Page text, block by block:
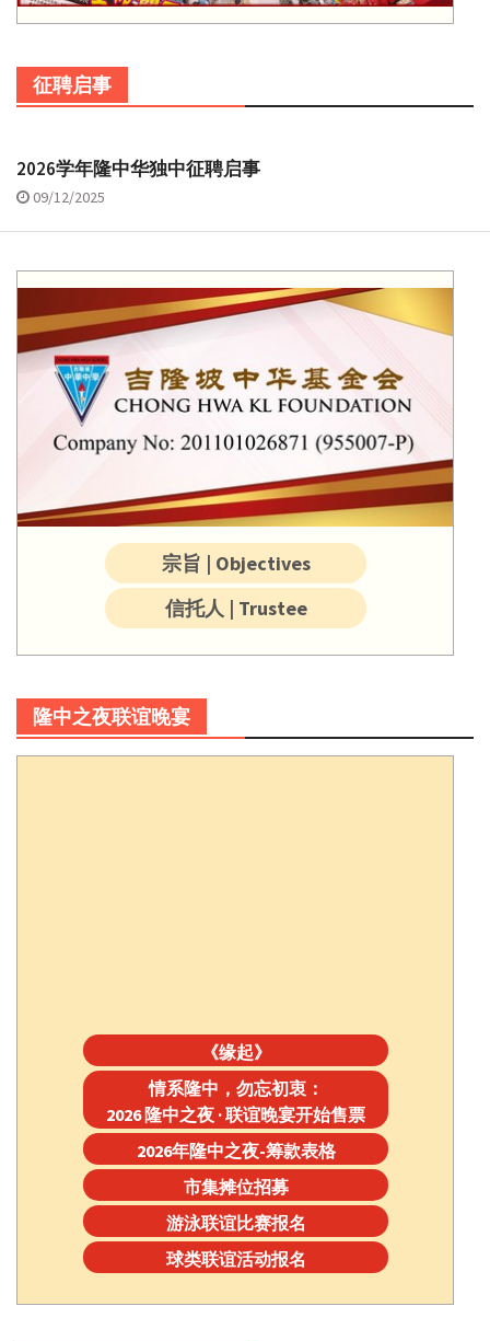
征聘启事
2026学年隆中华独中征聘启事
09/12/2025
宗旨 | Objectives
信托人 | Trustee
隆中之夜联谊晚宴
《缘起》
情系隆中，勿忘初衷：
2026 隆中之夜 · 联谊晚宴开始售票
2026年隆中之夜-筹款表格
市集摊位招募
游泳联谊比赛报名
球类联谊活动报名